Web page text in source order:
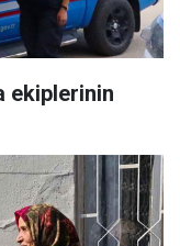
ekiplerinin